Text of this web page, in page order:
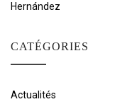
Hernández
CATÉGORIES
Actualités